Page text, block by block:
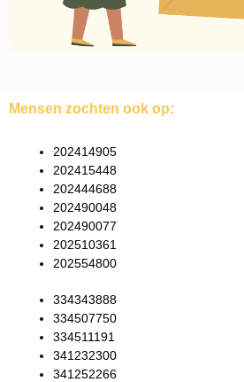
Mensen zochten ook op:
202414905
202415448
202444688
202490048
202490077
202510361
202554800
334343888
334507750
334511191
341232300
341252266